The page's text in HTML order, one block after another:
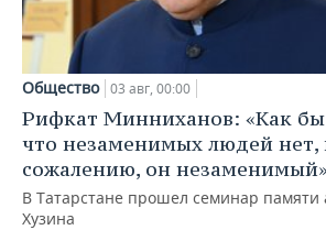
Общество 03 авг, 00:00
Рифкат Минниханов: «Как бы
что незаменимых людей нет,
сожалению, он
В Татарстане прошел семинар памяти
Хузина